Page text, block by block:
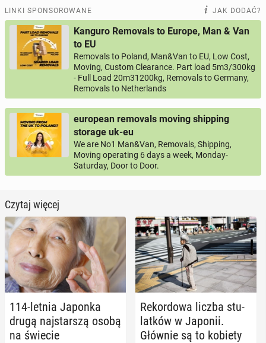
LINKI SPONSOROWANE JAK DODAĆ?
Kanguro Removals to Europe, Man & Van
to EU
Removals to Poland, Man&Van to EU, Low Cost,
Moving, Custom Clearance. Part load 5m3/300kg
- Full Load 20m31200kg, Removals to Germany,
Removals to Netherlands
european removals moving shipping
storage uk-eu
We are No1 Man&Van, Removals, Shipping,
Moving operating 6 days a week, Monday-
Saturday, Door to Door.
Czytaj więcej
114-letnia Japonka
drugą naj­star­szą osobą
na świecie
Re­kor­do­wa liczba stu­
lat­ków w Japonii.
Głównie są to kobiety